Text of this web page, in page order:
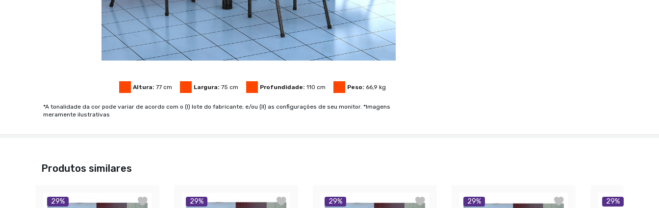
Altura: 77cm Largura: 75 cm Profundidade: 110 cm Peso: 66,9 kg
*A tonalidade da cor pode variar de acordo com o (I) lote do fabricante; e/ou (II) as configurações de seu monitor. *Imagens
meramente ilustrativas
Produtos similares
29% 29% 29% 29% 29%